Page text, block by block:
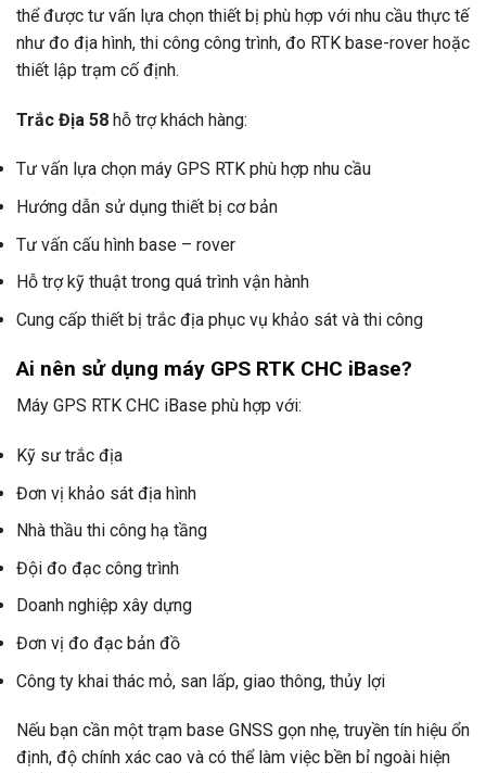
thể được tư vấn lựa chọn thiết bị phù hợp với nhu cầu thực tế
như đo địa hình, thi công công trình, đo RTK base-rover hoặc
thiết lập trạm cố định.
Trắc Địa 58 hỗ trợ khách hàng:
Tư vấn lựa chọn máy GPS RTK phù hợp nhu cầu
Hướng dẫn sử dụng thiết bị cơ bản
Tư vấn cấu hình base – rover
Hỗ trợ kỹ thuật trong quá trình vận hành
Cung cấp thiết bị trắc địa phục vụ khảo sát và thi công
Ai nên sử dụng máy GPS RTK CHC iBase?
Máy GPS RTK CHC iBase phù hợp với:
Kỹ sư trắc địa
Đơn vị khảo sát địa hình
Nhà thầu thi công hạ tầng
Đội đo đạc công trình
Doanh nghiệp xây dựng
Đơn vị đo đạc bản đồ
Công ty khai thác mỏ, san lấp, giao thông, thủy lợi
Nếu bạn cần một trạm base GNSS gọn nhẹ, truyền tín hiệu ổn
định, độ chính xác cao và có thể làm việc bền bỉ ngoài hiện